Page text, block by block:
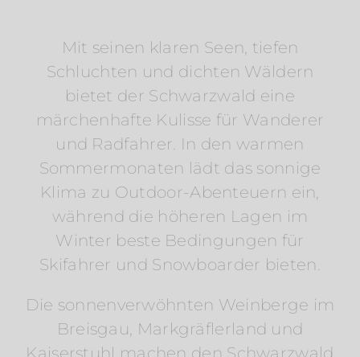
Mit seinen klaren Seen, tiefen
Schluchten und dichten Wäldern
bietet der Schwarzwald eine
märchenhafte Kulisse für Wanderer
und Radfahrer. In den warmen
Sommermonaten lädt das sonnige
Klima zu Outdoor-Abenteuern ein,
während die höheren Lagen im
Winter beste Bedingungen für
Skifahrer und Snowboarder bieten.
Die sonnenverwöhnten Weinberge im
Breisgau, Markgräflerland und
Kaiserstuhl machen den Schwarzwald